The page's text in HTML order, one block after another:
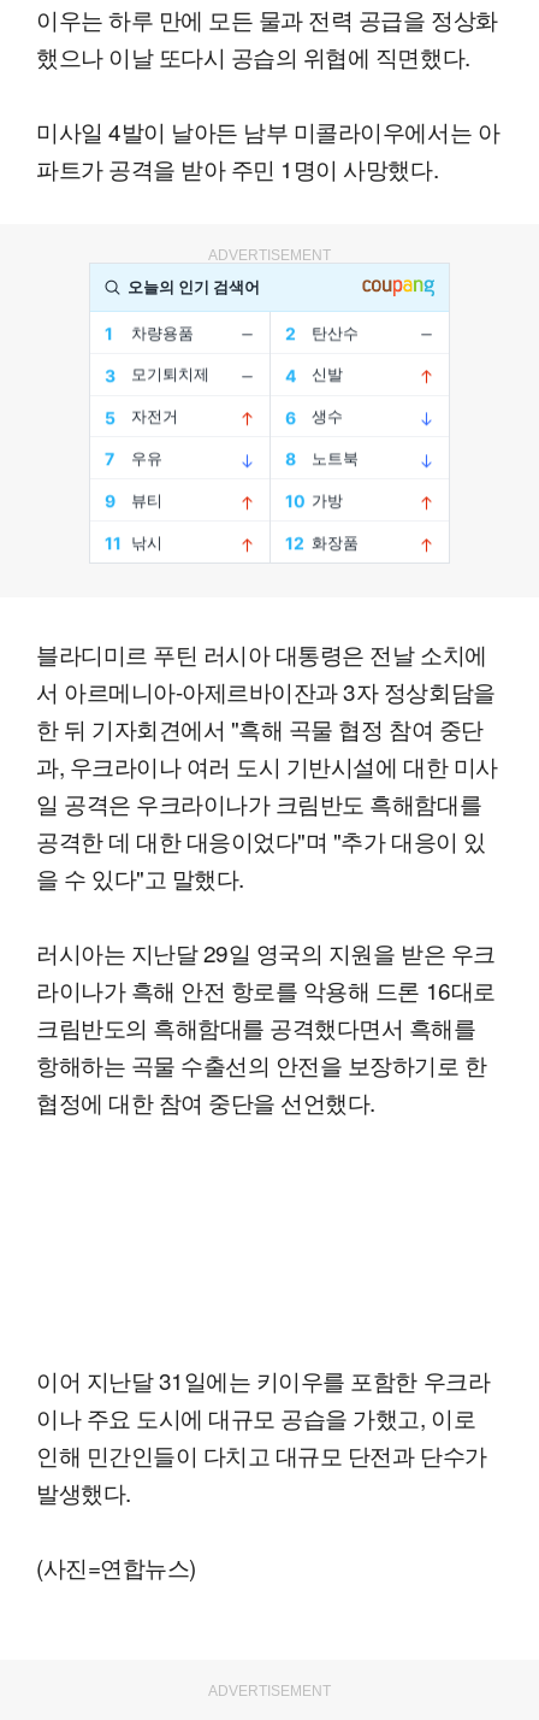
이우는 하루 만에 모든 물과 전력 공급을 정상화
했으나 이날 또다시 공습의 위협에 직면했다.
미사일 4발이 날아든 남부 미콜라이우에서는 아
파트가 공격을 받아 주민 1명이 사망했다.
ADVERTISEMENT
블라디미르 푸틴 러시아 대통령은 전날 소치에
서 아르메니아-아제르바이잔과 3자 정상회담을
한 뒤 기자회견에서 "흑해 곡물 협정 참여 중단
과, 우크라이나 여러 도시 기반시설에 대한 미사
일 공격은 우크라이나가 크림반도 흑해함대를
공격한 데 대한 대응이었다"며 "추가 대응이 있
을 수 있다"고 말했다.
러시아는 지난달 29일 영국의 지원을 받은 우크
라이나가 흑해 안전 항로를 악용해 드론 16대로
크림반도의 흑해함대를 공격했다면서 흑해를
항해하는 곡물 수출선의 안전을 보장하기로 한
협정에 대한 참여 중단을 선언했다.
이어 지난달 31일에는 키이우를 포함한 우크라
이나 주요 도시에 대규모 공습을 가했고, 이로
인해 민간인들이 다치고 대규모 단전과 단수가
발생했다.
(사진=연합뉴스)
ADVERTISEMENT